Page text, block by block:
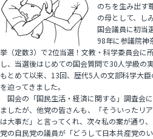
のちを生み出す
の母として、し
国会議員に初当
98年に参議院神
挙（定数3）で2位当選！文教・科学委員会に
し、当選後はじめての国会質問で30人学級の
もとめて以来、13回、歴代5人の文部科学大臣
を迫ってきました。
国会の「国民生活・経済に関する」調査会
ましたが、他党の皆さんも、「そういったリ
は大事だ」と言ってくれ、次々私の案が通り
党の自民党の議員が「どうして日本共産党の